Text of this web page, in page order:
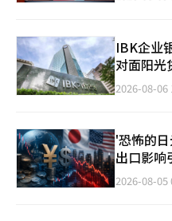
IBK企业
对面阳光
2026-08-06
'恐怖的
出口影响
2026-08-05